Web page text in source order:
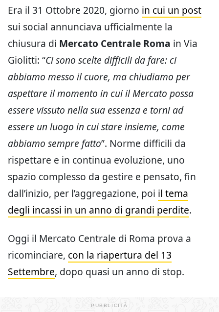
Era il 31 Ottobre 2020, giorno in cui un post
sui social annunciava ufficialmente la
chiusura di Mercato Centrale Roma in Via
Giolitti: “Ci sono scelte difficili da fare: ci
abbiamo messo il cuore, ma chiudiamo per
aspettare il momento in cui il Mercato possa
essere vissuto nella sua essenza e torni ad
essere un luogo in cui stare insieme, come
abbiamo sempre fatto”. Norme difficili da
rispettare e in continua evoluzione, uno
spazio complesso da gestire e pensato, fin
dall’inizio, per l’aggregazione, poi il tema
degli incassi in un anno di grandi perdite.
Oggi il Mercato Centrale di Roma prova a
ricominciare, con la riapertura del 13
Settembre, dopo quasi un anno di stop.